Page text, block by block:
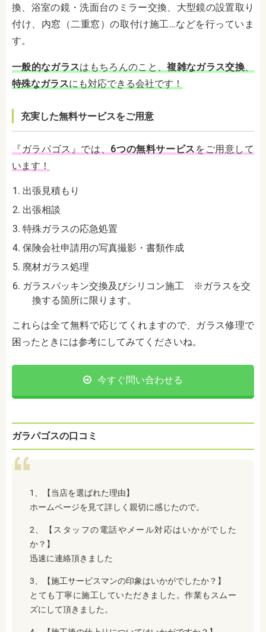
換、浴室の鏡・洗面台のミラー交換、大型鏡の設置取り
付け、内窓（二重窓）の取付け施工…などを行っていま
す。
一般的なガラスはもちろんのこと、複雑なガラス交換、
特殊なガラスにも対応できる会社です！
充実した無料サービスをご用意
『ガラパゴス』では、 6つの無料サービス をご用意して
います！
出張見積もり
出張相談
特殊ガラスの応急処置
保険会社申請用の写真撮影・書類作成
廃材ガラス処理
ガラスパッキン交換及びシリコン施工 ※ガラスを交
換する箇所に限ります。
これらは全て無料で応じてくれますので、ガラス修理で
困ったときには参考にしてみてくださいね。
今すぐ問い合わせる
ガラパゴスの口コミ
1、【当店を選ばれた理由】
ホームページを見て詳しく親切に感じたので。
2、【スタッフの電話やメール対応はいかがでした
か？】
迅速に連絡頂きました
3、【施工サービスマンの印象はいかがでしたか？】
とても丁寧に施工していただきました。作業もスムー
ズにして頂きました。